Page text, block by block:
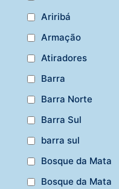
Ariribá
Armação
Atiradores
Barra
Barra Norte
Barra Sul
barra sul
Bosque da Mata
Bosque da Mata